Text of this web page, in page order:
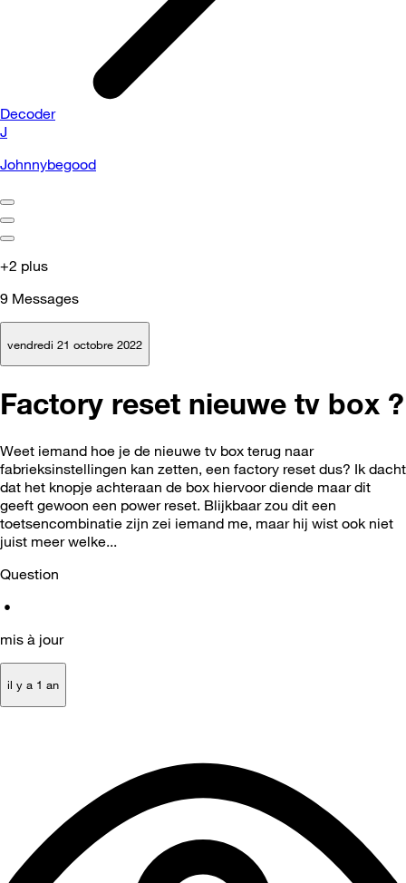
Decoder
J
Johnnybegood
+2 plus
9 Messages
vendredi 21 octobre 2022
Factory reset nieuwe tv box ?
Weet iemand hoe je de nieuwe tv box terug naar
fabrieksinstellingen kan zetten, een factory reset dus? Ik dacht
dat het knopje achteraan de box hiervoor diende maar dit
geeft gewoon een power reset. Blijkbaar zou dit een
toetsencombinatie zijn zei iemand me, maar hij wist ook niet
juist meer welke...
Question
•
mis à jour
il y a 1 an